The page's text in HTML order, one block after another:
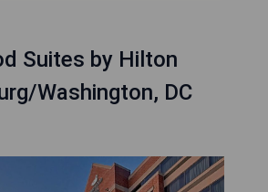
Suites by Hilton
Washington, DC